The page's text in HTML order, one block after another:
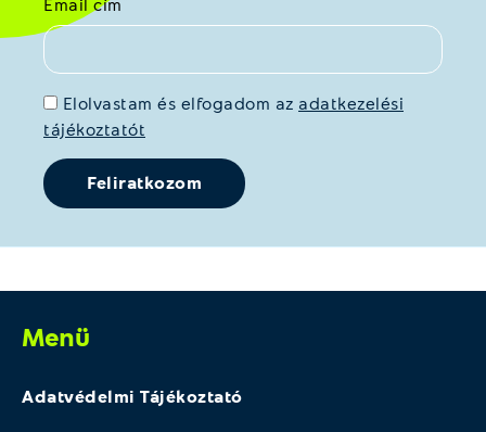
Elolvastam és elfogadom az adatkezelési
tájékoztatót
Menü
Adatvédelmi Tájékoztató